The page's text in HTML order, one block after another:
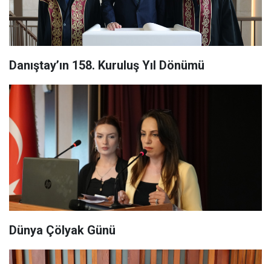
Danıştay’ın 158. Kuruluş Yıl Dönümü
Dünya Çölyak Günü